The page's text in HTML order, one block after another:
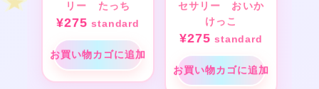
リー たっち
¥275 standard
お買い物カゴに追加
セサリー おいか
けっこ
¥275 standard
お買い物カゴに追加